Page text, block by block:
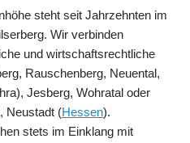
steht seit Jahrzehnten im
Wir verbinden
und wirtschaftsrechtliche
Rauschenberg, Neuental,
Jesberg, Wohratal oder
Neustadt (Hessen).
stets im Einklang mit